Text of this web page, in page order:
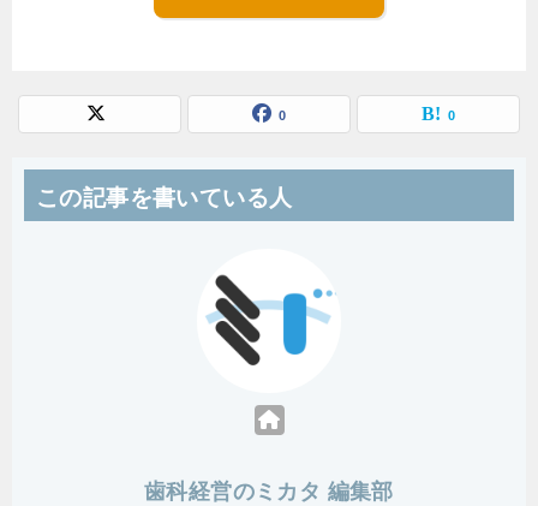
0 0
この記事を書いている人
歯科経営のミカタ 編集部